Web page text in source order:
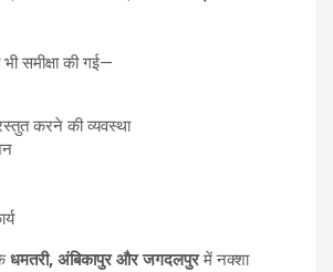
समीक्षा की गई—
करने की व्यवस्था
धमतरी, अंबिकापुर और जगदलपुरमें नक्शा